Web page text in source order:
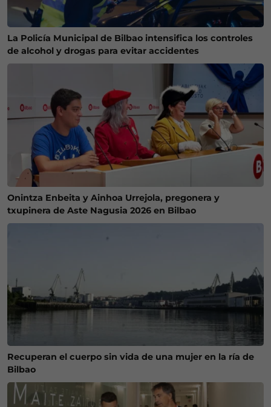
La Policía Municipal de Bilbao intensifica los controles
de alcohol y drogas para evitar accidentes
Onintza Enbeita y Ainhoa Urrejola, pregonera y
txupinera de Aste Nagusia 2026 en Bilbao
Recuperan el cuerpo sin vida de una mujer en la ría de
Bilbao